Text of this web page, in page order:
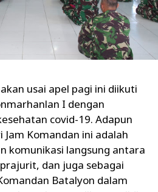
usai apel pagi ini diikuti
I dengan
covid-19. Adapun
Komandan ini adalah
komunikasi langsung antara
dan juga sebagai
Batalyon dalam